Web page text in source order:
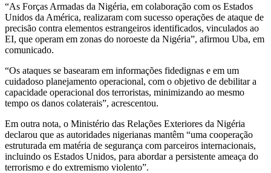
“As Forças Armadas da Nigéria, em colaboração com os Estados
Unidos da América, realizaram com sucesso operações de ataque de
precisão contra elementos estrangeiros identificados, vinculados ao
EI, que operam em zonas do noroeste da Nigéria”, afirmou Uba, em
comunicado.
“Os ataques se basearam em informações fidedignas e em um
cuidadoso planejamento operacional, com o objetivo de debilitar a
capacidade operacional dos terroristas, minimizando ao mesmo
tempo os danos colaterais”, acrescentou.
Em outra nota, o Ministério das Relações Exteriores da Nigéria
declarou que as autoridades nigerianas mantêm “uma cooperação
estruturada em matéria de segurança com parceiros internacionais,
incluindo os Estados Unidos, para abordar a persistente ameaça do
terrorismo e do extremismo violento”.